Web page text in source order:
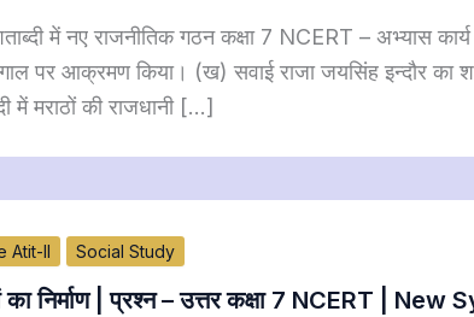
में नए राजनीतिक गठन कक्षा 7 NCERT – अभ्यास
पर आक्रमण किया। (ख) सवाई राजा जयसिंह इन्दौर
में मराठों की राजधानी […]
Atit-II Social Study
का निर्माण | प्रश्न – उत्तर कक्षा 7 NCERT | New